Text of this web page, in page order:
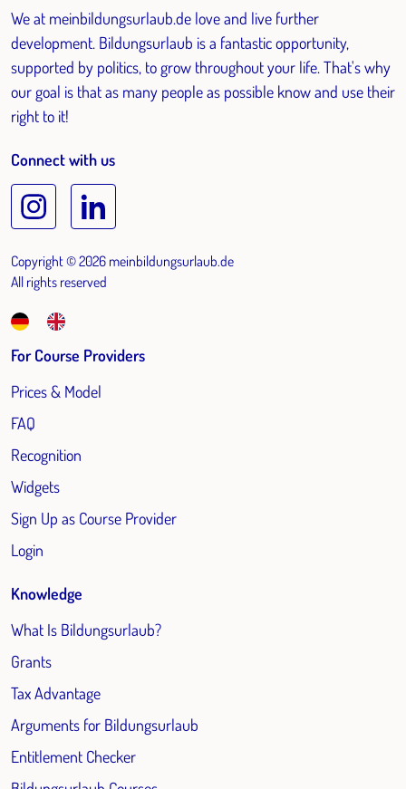
We at meinbildungsurlaub.de love and live further
development. Bildungsurlaub is a fantastic opportunity,
supported by politics, to grow throughout your life. That's why
our goal is that as many people as possible know and use their
right to it!
Connect with us
Copyright © 2026 meinbildungsurlaub.de
All rights reserved
For Course Providers
Prices & Model
FAQ
Recognition
Widgets
Sign Up as Course Provider
Login
Knowledge
What Is Bildungsurlaub?
Grants
Tax Advantage
Arguments for Bildungsurlaub
Entitlement Checker